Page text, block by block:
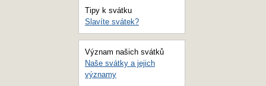
Tipy k svátku
Slavíte svátek?
Význam našich svátků
Naše svátky a jejich
významy